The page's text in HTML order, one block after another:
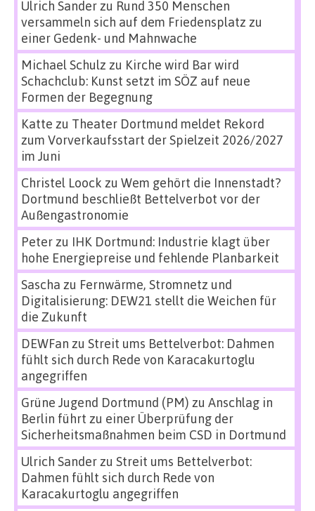
Ulrich Sanderzu Rund 350 Menschen
versammeln sich auf dem Friedensplatz zu
einer Gedenk- und Mahnwache
Michael Schulz zu Kirche wird Bar wird
Schachclub: Kunst setzt im SÖZ auf neue
Formen der Begegnung
Katte zu Theater Dortmund meldet Rekord
zum Vorverkaufsstart der Spielzeit 2026/2027
im Juni
Christel Loock zu Wem gehört die Innenstadt?
Dortmund beschließt Bettelverbot vor der
Außengastronomie
Peterzu IHK Dortmund: Industrie klagt über
hohe Energiepreise und fehlende Planbarkeit
Sascha zu Fernwärme, Stromnetz und
Digitalisierung: DEW21 stellt die Weichen für
die Zukunft
DEWFan zu Streit ums Bettelverbot: Dahmen
fühlt sich durch Rede von Karacakurtoglu
angegriffen
Grüne Jugend Dortmund (PM) zu Anschlag in
Berlin führt zu einer Überprüfung der
Sicherheitsmaßnahmen beim CSD in Dortmund
Ulrich Sanderzu Streit ums Bettelverbot:
Dahmen fühlt sich durch Rede von
Karacakurtoglu angegriffen